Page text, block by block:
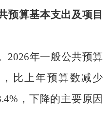
预算基本支出及项目
2026年一般公共预算
，比上年预算数减少
%，下降的主要原因